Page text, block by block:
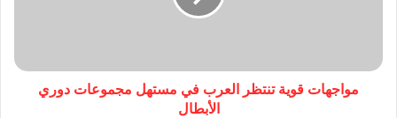
مواجهات قوية تنتظر العرب في مستهل مجموعات دوري
الأبطال